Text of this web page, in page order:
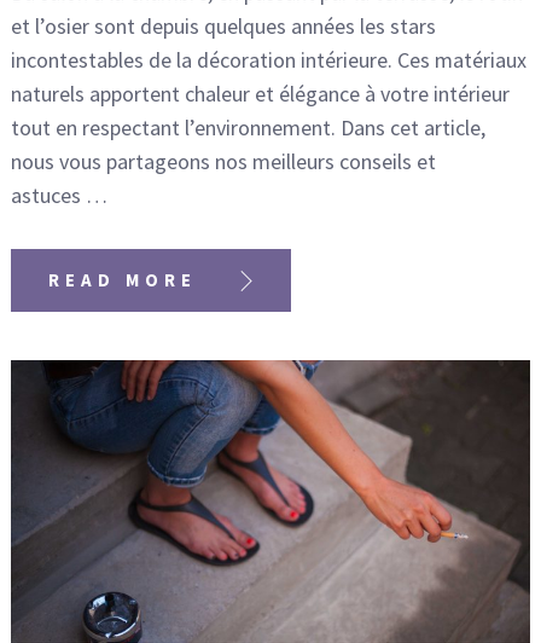
et l’osier sont depuis quelques années les stars
incontestables de la décoration intérieure. Ces matériaux
naturels apportent chaleur et élégance à votre intérieur
tout en respectant l’environnement. Dans cet article,
nous vous partageons nos meilleurs conseils et
astuces …
READ MORE